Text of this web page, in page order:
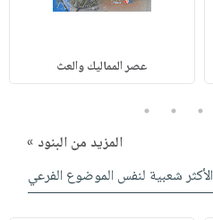
عصر المماليك والعث
3
4
5
المزيد من البنود »
الأكثر شعبية لنفس الموضوع الفرعي